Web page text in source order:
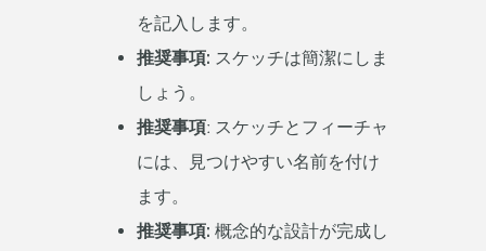
を記入します。
推奨事項: スケッチは簡潔にしま
しょう。
推奨事項ː スケッチとフィーチャ
には、見つけやすい名前を付け
ます。
推奨事項: 概念的な設計が完成し